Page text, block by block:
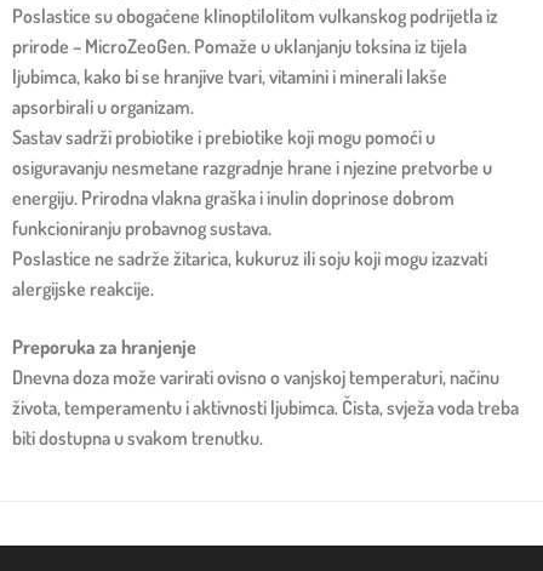
Poslastice su obogaćene klinoptilolitom vulkanskog podrijetla iz
prirode – MicroZeoGen. Pomaže u uklanjanju toksina iz tijela
ljubimca, kako bi se hranjive tvari, vitamini i minerali lakše
apsorbirali u organizam.
Sastav sadrži probiotike i prebiotike koji mogu pomoći u
osiguravanju nesmetane razgradnje hrane i njezine pretvorbe u
energiju. Prirodna vlakna graška i inulin doprinose dobrom
funkcioniranju probavnog sustava.
Poslastice ne sadrže žitarica, kukuruz ili soju koji mogu izazvati
alergijske reakcije.
Preporuka za hranjenje
Dnevna doza može varirati ovisno o vanjskoj temperaturi, načinu
života, temperamentu i aktivnosti ljubimca. Čista, svježa voda treba
biti dostupna u svakom trenutku.